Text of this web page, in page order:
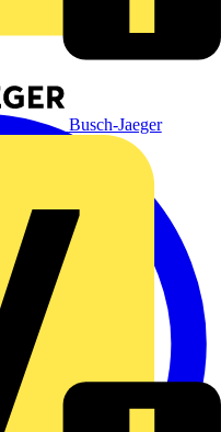
Busch-Jaeger